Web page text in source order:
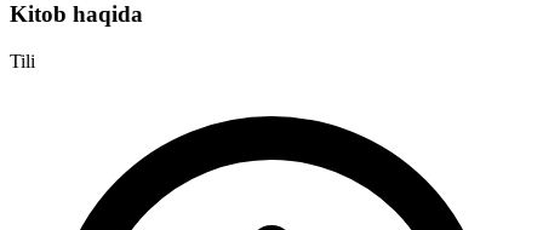
Kitob haqida
Tili